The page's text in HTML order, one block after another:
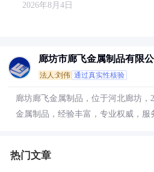
2026年8月4日
廊坊市廊飞金属制品有限公
法人:刘伟 通过真实性核验
廊坊廊飞金属制品，位于河北廊坊，
金属制品，经验丰富，专业权威，服
热门文章